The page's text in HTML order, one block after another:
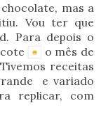
mas a
Vou ter que
Para depois o
o mês de
receitas
e variado
replicar, com